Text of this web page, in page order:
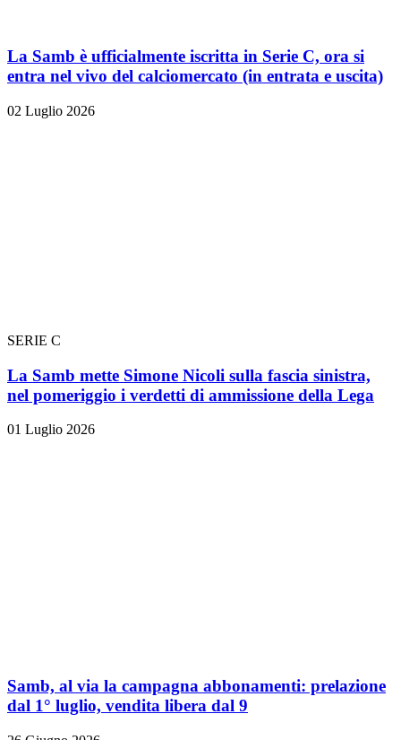
La Samb è ufficialmente iscritta in Serie C, ora si
entra nel vivo del calciomercato (in entrata e uscita)
02 Luglio 2026
SERIE C
La Samb mette Simone Nicoli sulla fascia sinistra,
nel pomeriggio i verdetti di ammissione della Lega
01 Luglio 2026
Samb, al via la campagna abbonamenti: prelazione
dal 1° luglio, vendita libera dal 9